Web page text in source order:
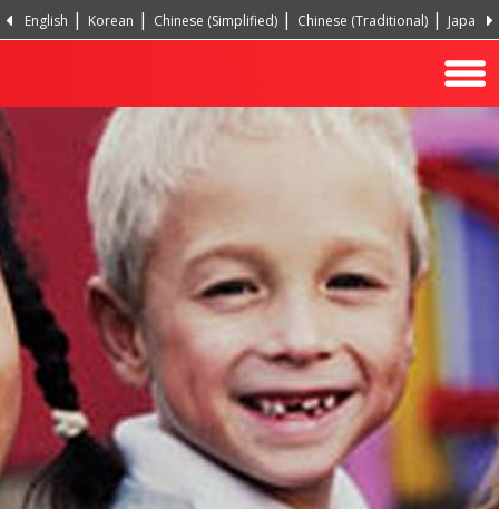
English Korean Chinese (Simplified) Chinese (Traditional)